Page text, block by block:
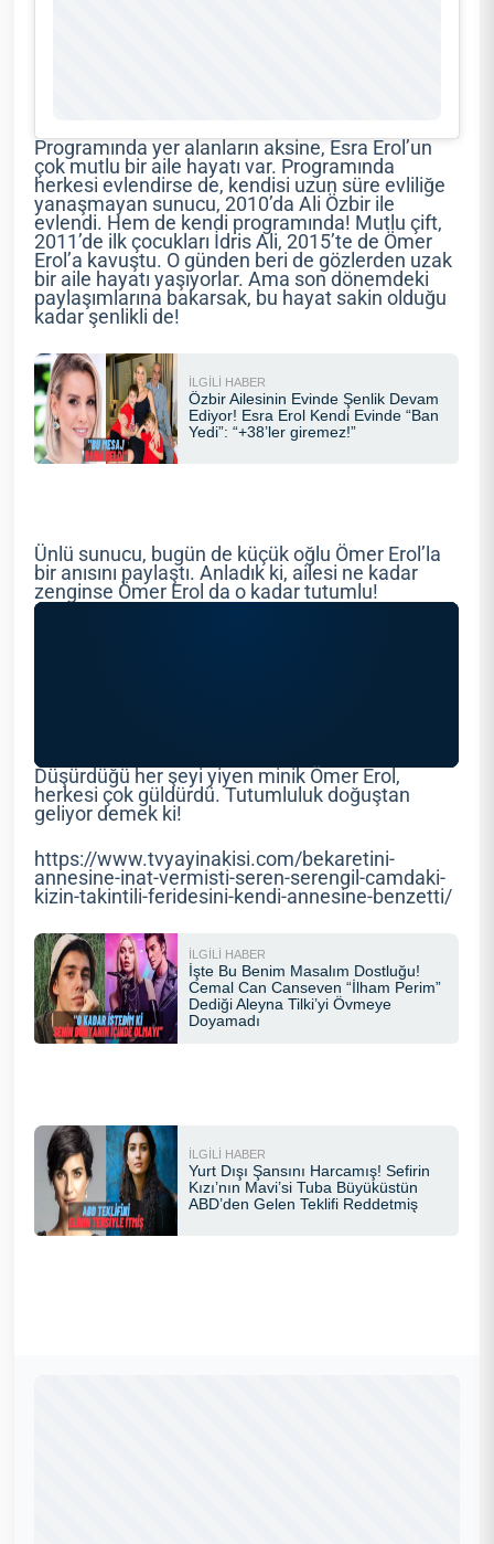
Programında yer alanların aksine, Esra Erol’un
çok mutlu bir aile hayatı var. Programında
herkesi evlendirse de, kendisi uzun süre evliliğe
yanaşmayan sunucu, 2010’da Ali Özbir ile
evlendi. Hem de kendi programında! Mutlu çift,
2011’de ilk çocukları İdris Ali, 2015’te de Ömer
Erol’a kavuştu. O günden beri de gözlerden uzak
bir aile hayatı yaşıyorlar. Ama son dönemdeki
paylaşımlarına bakarsak, bu hayat sakin olduğu
kadar şenlikli de!
Ünlü sunucu, bugün de küçük oğlu Ömer Erol’la
bir anısını paylaştı. Anladık ki, ailesi ne kadar
zenginse Ömer Erol da o kadar tutumlu!
Düşürdüğü her şeyi yiyen minik Ömer Erol,
herkesi çok güldürdü. Tutumluluk doğuştan
geliyor demek ki!
https://www.tvyayinakisi.com/bekaretini-
annesine-inat-vermisti-seren-serengil-camdaki-
kizin-takintili-feridesini-kendi-annesine-benzetti/